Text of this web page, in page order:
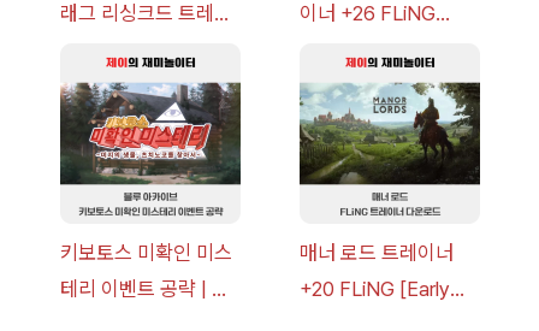
래그 리싱크드 트레이
v1.0+] 다운로드
이너 +26 FLiNG
드
키보토스 미확인 미스
테리 이벤트 공략 | 블
매너 로드 트레이너
+20 FLiNG [Early